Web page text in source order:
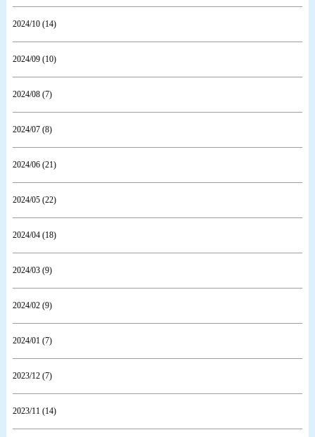
2024/10 (14)
2024/09 (10)
2024/08 (7)
2024/07 (8)
2024/06 (21)
2024/05 (22)
2024/04 (18)
2024/03 (9)
2024/02 (9)
2024/01 (7)
2023/12 (7)
2023/11 (14)